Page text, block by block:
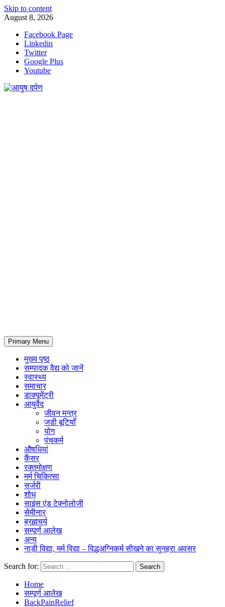
Skip to content
August 8, 2026
Facebook Page
Linkedin
Twitter
Google Plus
Youtube
Primary Menu
मुख्य पृष्ठ
सम्पादक वैद्य को जानें
स्वास्थ्य
समाचार
डाक्यूमेंट्री
आयुर्वेद
जीवन मन्त्र
जडी बूटियाँ
योग
पंचकर्म
औषधियां
कैंसर
रक्तमोक्षण
मर्म चिकित्सा
सर्जरी
शोध
साइंस एंड टेक्नोलोजी
सेमीनार
ब्रह्मचर्य
सम्पूर्ण आलेख
अन्य
नाड़ी विद्या, मर्म विद्या – विद्धअग्निकर्म सीखने का सुनहरा अवसर
Search for:
Home
सम्पूर्ण आलेख
BackPainRelief